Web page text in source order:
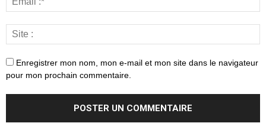
Enregistrer mon nom, mon e-mail et mon site dans le navigateur
pour mon prochain commentaire.